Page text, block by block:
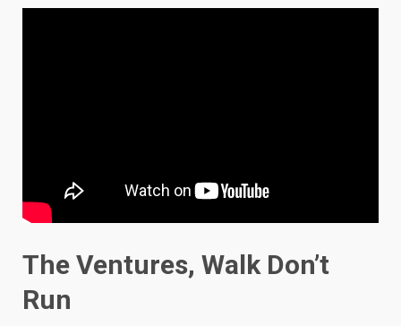
The Ventures, Walk Don’t
Run